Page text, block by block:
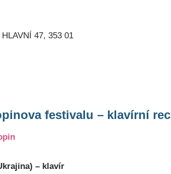
47, 353 01
festivalu – klavírní
– klavír